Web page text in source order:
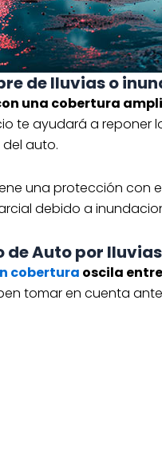
de lluvias o
una cobertura
te ayudará a
auto.
una protección con
debido a
de Auto por
cobertura oscila
tomar en cuenta